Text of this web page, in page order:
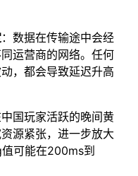
：数据在传输途中会经
运营商的网络。任何
，都会导致延迟升高
中国玩家活跃的晚间黄
源紧张，进一步放大
可能在200ms到